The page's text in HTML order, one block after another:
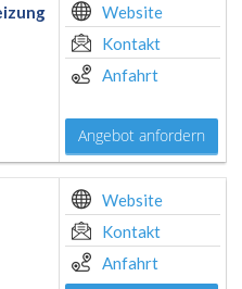
Website
Kontakt
Anfahrt
Angebot anfordern
Website
Kontakt
Anfahrt